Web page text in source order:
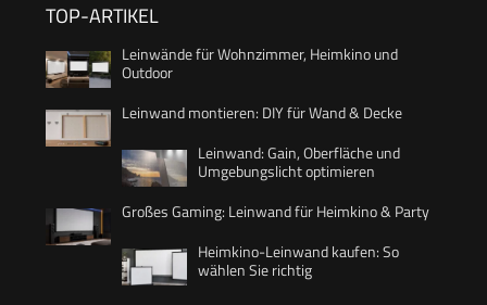
TOP-ARTIKEL
Leinwände für Wohnzimmer, Heimkino und
Outdoor
Leinwand montieren: DIY für Wand & Decke
Leinwand: Gain, Oberfläche und
Umgebungslicht optimieren
Großes Gaming: Leinwand für Heimkino & Party
Heimkino-Leinwand kaufen: So
wählen Sie richtig